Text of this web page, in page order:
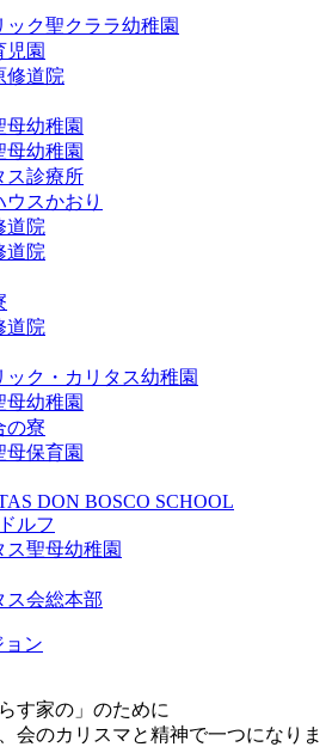
ック聖クララ幼稚園
児園
修道院
母幼稚園
母幼稚園
ス診療所
ウスかおり
道院
道院
道院
ック・カリタス幼稚園
母幼稚園
の寮
母保育園
DON BOSCO SCHOOL
ルフ
ス聖母幼稚園
ス会総本部
ョン
す家の」のために
会のカリスマと精神で一つになりま